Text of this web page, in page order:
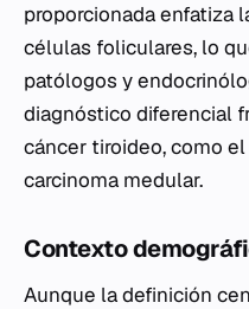
proporcionada enfatiza
células foliculares, lo
patólogos y
diagnóstico diferencial
cáncer tiroideo, como
carcinoma medular.
Contexto
Aunque la definición